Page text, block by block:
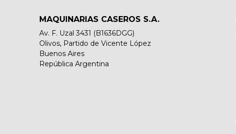
MAQUINARIAS CASEROS S.A.
Av. F. Uzal 3431 (B1636DGG)
Olivos, Partido de Vicente López
Buenos Aires
República Argentina